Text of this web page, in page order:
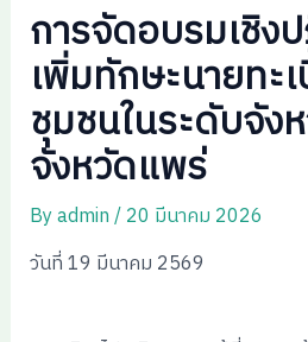
การจัดอบรมเชิง
เพิ่มทักษะนายทะ
ชุมชนในระดับจั
จังหวัดแพร่
Byadmin/20 มีนาคม 2026
วันที่ 19 มีนาคม 2569